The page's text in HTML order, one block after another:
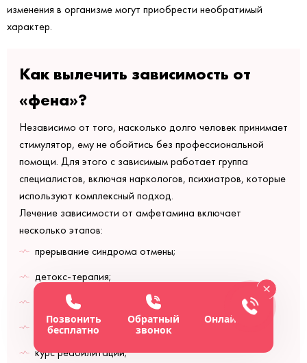
изменения в организме могут приобрести необратимый
характер.
Как вылечить зависимость от
«фена»?
Независимо от того, насколько долго человек принимает
стимулятор, ему не обойтись без профессиональной
помощи. Для этого с зависимым работает группа
специалистов, включая наркологов, психиатров, которые
используют комплексный подход.
Лечение зависимости от амфетамина включает
несколько этапов:
прерывание синдрома отмены;
детокс-терапия;
лекарственная терапия;
психотерапия;
курс реабилитации;
Позвонить
бесплатно
Обратный
звонок
Онлайн-чат